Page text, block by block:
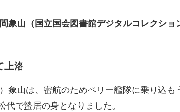
象山（国立国会図書館デジタルコレクショ
上洛
象山は、密航のためペリー艦隊に乗り込
代で蟄居の身となりました。